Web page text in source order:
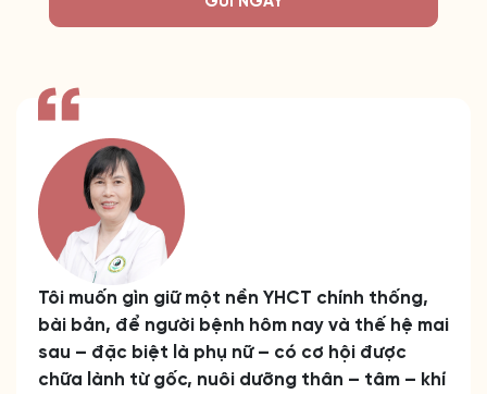
Tôi muốn gìn giữ một nền YHCT chính thống,
bài bản, để người bệnh hôm nay và thế hệ mai
sau – đặc biệt là phụ nữ – có cơ hội được
chữa lành từ gốc, nuôi dưỡng thân – tâm – khí